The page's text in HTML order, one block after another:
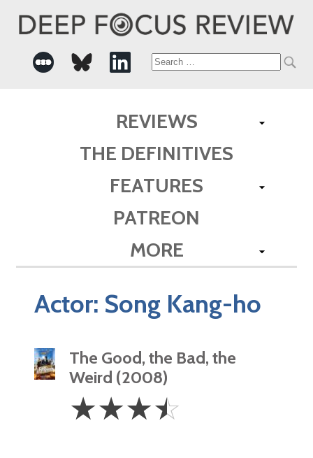
Search
REVIEWS
THE DEFINITIVES
FEATURES
PATREON
MORE
Actor: Song Kang-ho
The Good, the Bad, the
Weird (2008)
3.5
Stars
☆☆☆☆